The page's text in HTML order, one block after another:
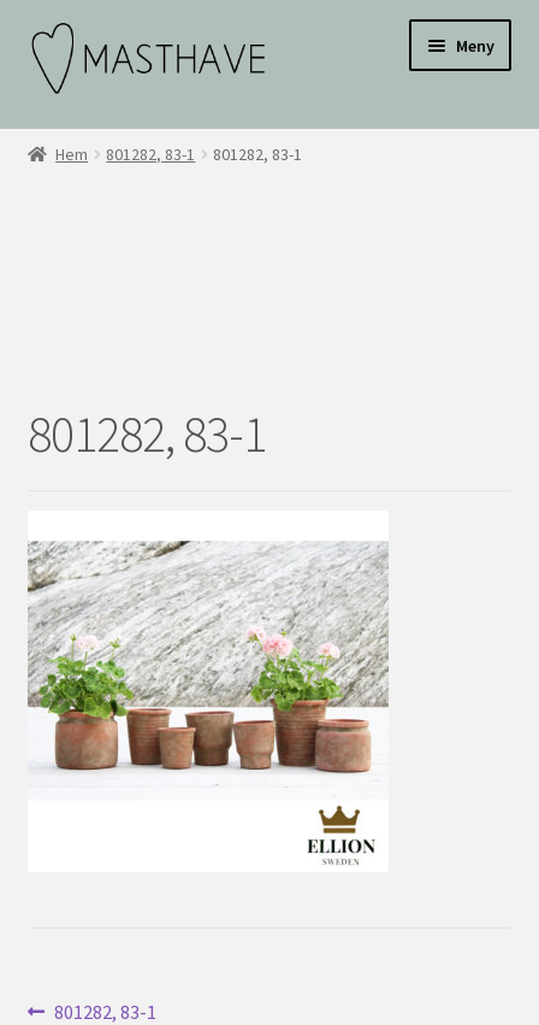
Hoppa
till
navigering
Hoppa
till
innehåll
Meny
WEBBUTIK
ÅF KONTO
Testar
Hem 801282, 83-1 801282, 83-1
801282, 83-1
Föregående
801282, 83-1